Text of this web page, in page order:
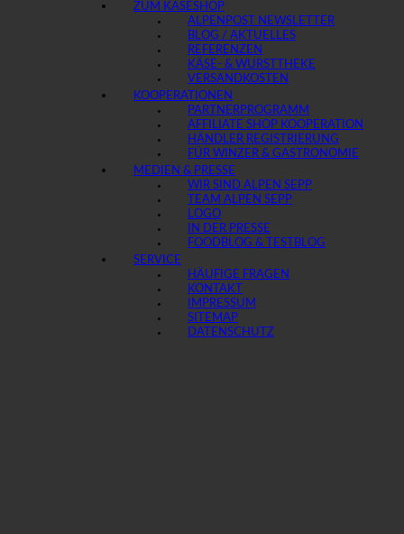
ZUM KÄSESHOP
ALPENPOST NEWSLETTER
BLOG / AKTUELLES
REFERENZEN
KÄSE- & WURSTTHEKE
VERSANDKOSTEN
KOOPERATIONEN
PARTNERPROGRAMM
AFFILIATE SHOP KOOPERATION
HÄNDLER REGISTRIERUNG
FÜR WINZER & GASTRONOMIE
MEDIEN & PRESSE
WIR SIND ALPEN SEPP
TEAM ALPEN SEPP
LOGO
IN DER PRESSE
FOODBLOG & TESTBLOG
SERVICE
HÄUFIGE FRAGEN
KONTAKT
IMPRESSUM
SITEMAP
DATENSCHUTZ